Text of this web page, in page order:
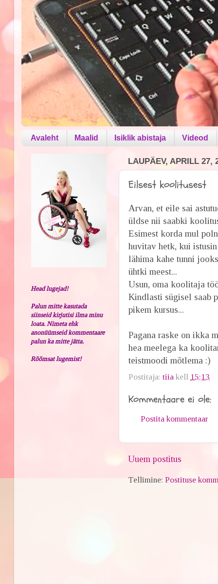
Avaleht Maalid Isiklik abistaja Videod
LAUPÄEV, APRILL 27,
Eilsest koolitusest
Arvan, et eile sai
üldse nii saabki
Esimest korda mul
huvitav hetk, kui
lähima kahe tunni
ühtki meest...
Usun, oma koolitaja
Kindlasti sügisel saab
pikem kursus...
Pagana raske on ikka
hea meelega ka
teistmoodi mõtlema :)
Postitaja:tiia kell 15:13
Kommentaare ei ole:
Postita kommentaar
Uuem postitus
Tellimine:Postituse
Head lugejad!
Palun mitte kasutada
siinseid kirjutisi ilma minu
loata. Nimeta ehk
anonüümseid kommentaare
palun ka mitte jätta.
Rõõmsat lugemist!